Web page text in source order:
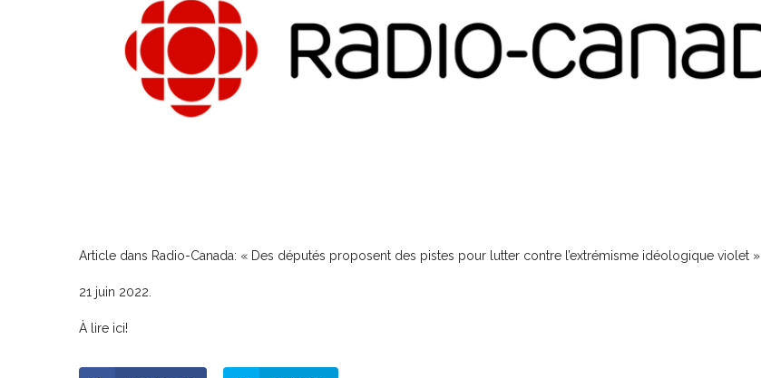
Article dans Radio-Canada: « Des députés proposent des pistes pour lutter contre l’extrémisme idéologique violet »
21 juin 2022.
À lire ici!